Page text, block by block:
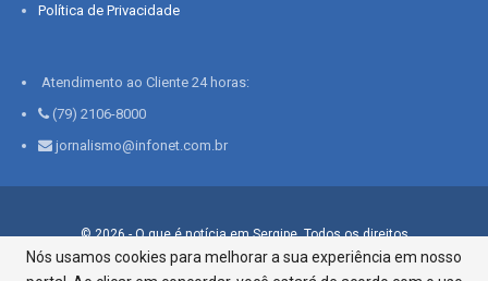
Política de Privacidade
Atendimento ao Cliente 24 horas:
(79) 2106-8000
jornalismo@infonet.com.br
© 2026 - O que é notícia em Sergipe. Todos os direitos
reservados.
Nós usamos cookies para melhorar a sua experiência em nosso